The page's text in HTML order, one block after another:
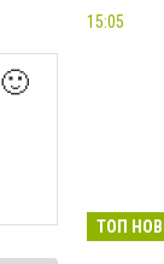
🙂
15:05
ТОП